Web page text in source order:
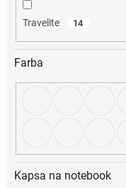
Travelite 14
Farba
Kapsa na notebook